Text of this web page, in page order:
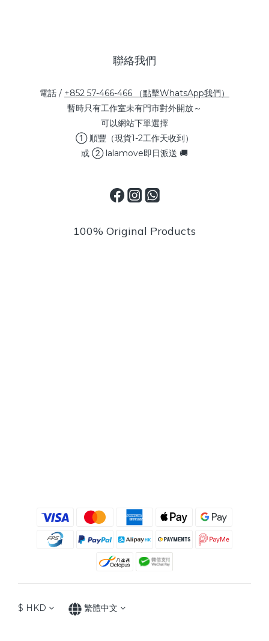
聯絡我們
電話 / +852 57-466-466 （點擊WhatsApp我們）
暫時只有工作室未有門市對外開放～
可以網站下單選擇
① 順豐（現貨1-2工作天收到）
或 ② lalamove即日派送 🚚
100% Original Products
$ HKD 繁體中文